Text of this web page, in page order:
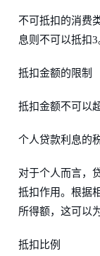
不可抵扣的消费
息则不可以抵扣3
抵扣金额的限制
抵扣金额不可以
个人贷款利息的
对于个人而言，
抵扣作用。根据
所得额，这可以
抵扣比例